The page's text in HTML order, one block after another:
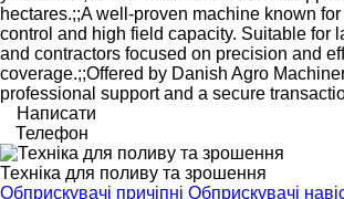
hectares.;;A well-proven machine known
control and high field capacity. Suitable for
and contractors focused on precision and
coverage.;;Offered by Danish Agro
professional support and a secure
Написати
Телефон
Техніка для поливу та зрошення
Обприскувачі причіпні Обприскувачі